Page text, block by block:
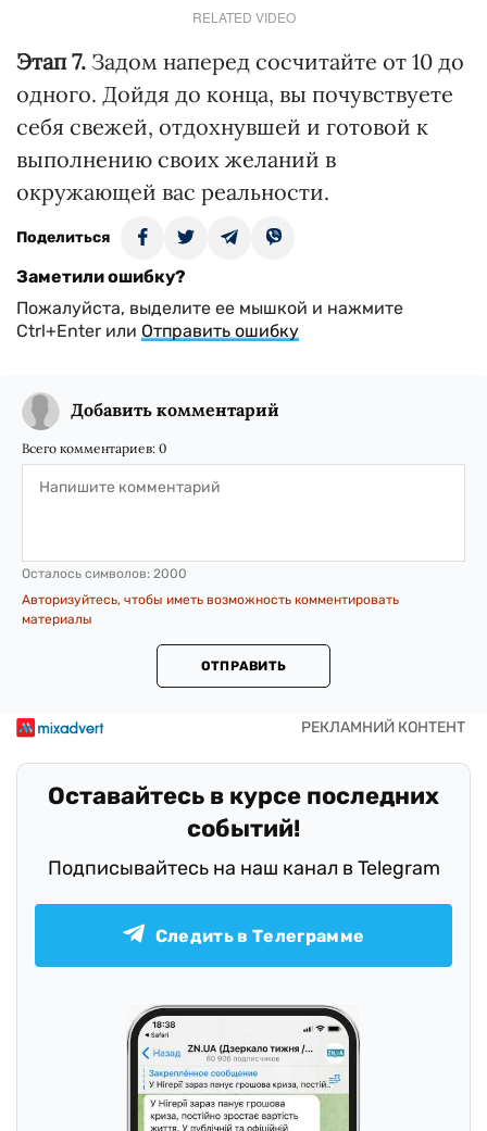
RELATED VIDEO
Этап 7. Задом наперед сосчитайте от 10 до
одного. Дойдя до конца, вы почувствуете
себя свежей, отдохнувшей и готовой к
выполнению своих желаний в
окружающей вас реальности.
Поделиться
Заметили ошибку?
Пожалуйста, выделите ее мышкой и нажмите
Ctrl+Enter или Отправить ошибку
Добавить комментарий
Всего комментариев: 0
Осталось символов: 2000
Авторизуйтесь, чтобы иметь возможность комментировать
материалы
ОТПРАВИТЬ
Оставайтесь в курсе последних
событий!
Подписывайтесь на наш канал в Telegram
Следить в Телеграмме